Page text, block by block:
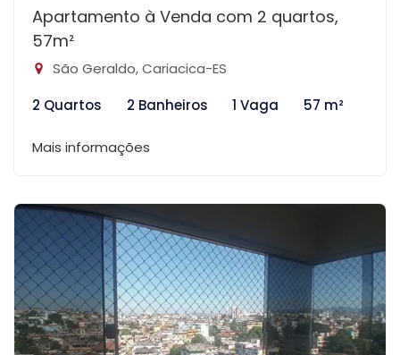
Apartamento à Venda com 2 quartos,
57m²
São Geraldo, Cariacica-ES
2 Quartos
2 Banheiros 1 Vaga 57 m²
Mais informações